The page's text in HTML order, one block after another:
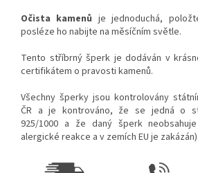
Očista kamenů je jednoduchá,
posléze ho nabijte na měsíčním světle.
Tento stříbrný šperk je dodáván v
certifikátem o pravosti kamenů.
Všechny šperky jsou kontrolovány
ČR a je kontrováno, že se jedná o
925/1000 a že daný šperk
alergické reakce a v zemích EU je zakázán).